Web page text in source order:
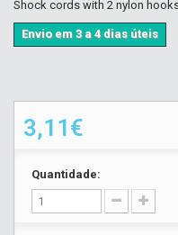
Shock cords with 2 nylon
Envio em 3 a 4 dias úteis
3,11€
Quantidade: